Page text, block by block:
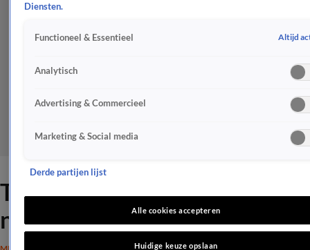
Thijs Römer terug op Twitter
na #MeToo-aantijgingen
Diensten.
Functioneel & Essentieel Altijd
Analytisch
Advertising & Commercieel
Marketing & Social media
Derde partijen lijst
Alle cookies accepteren
Huidige keuze opslaan